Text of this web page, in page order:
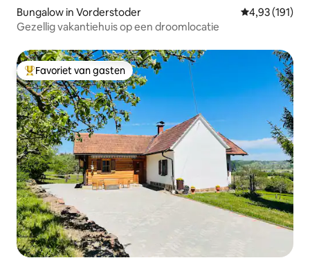
Bungalow in Vorderstoder Gemiddelde
4,93 (191)
Gezellig vakantiehuis op een droomlocatie
Topfavoriet van gasten
Favoriet van gasten